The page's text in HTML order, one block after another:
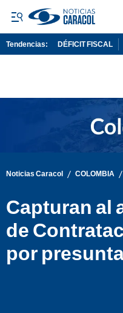
Tendencias: DÉFICIT FISCAL
Noticias Caracol / COLOMBIA /
Capturan al
de
por